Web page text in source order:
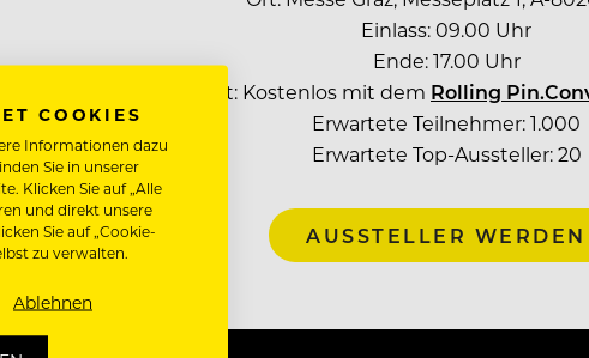
Einlass: 09.00 Uhr
Ende: 17.00 Uhr
Eintritt: Kostenlos mit dem Rolling
Erwartete Teilnehmer: 1.000
Erwartete Top-Aussteller: 20
AUSSTELLER WERDEN
COOKIES
Informationen dazu
Sie in unserer
Klicken Sie auf „Alle
und direkt unsere
Sie auf „Cookie-
zu verwalten.
Ablehnen